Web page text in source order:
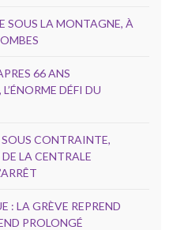
SOUS LA MONTAGNE, À
66 ANS
DÉFI DU
CONTRAINTE,
LA CENTRALE
: LA GRÈVE REPREND
PROLONGÉ